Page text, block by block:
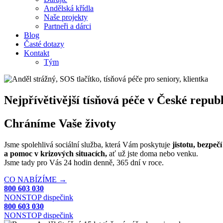
Andělská křídla
Naše projekty
Partneři a dárci
Blog
Časté dotazy
Kontakt
Tým
Nejpřívětivější tísňová péče v České
Chráníme Vaše životy
Jsme spolehlivá sociální služba, která Vám poskytuje jistotu, bezpečí
a pomoc v krizových situacích, ať už jste doma nebo venku.
Jsme tady pro Vás 24 hodin denně, 365 dní v roce.
CO NABÍZÍME →
800 603 030
NONSTOP dispečink
800 603 030
NONSTOP dispečink